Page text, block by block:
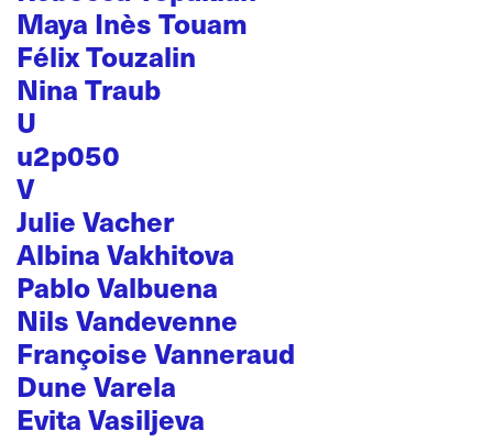
Maya Inès Touam
Félix Touzalin
Nina Traub
U
u2p050
V
Julie Vacher
Albina Vakhitova
Pablo Valbuena
Nils Vandevenne
Françoise Vanneraud
Dune Varela
Evita Vasiljeva